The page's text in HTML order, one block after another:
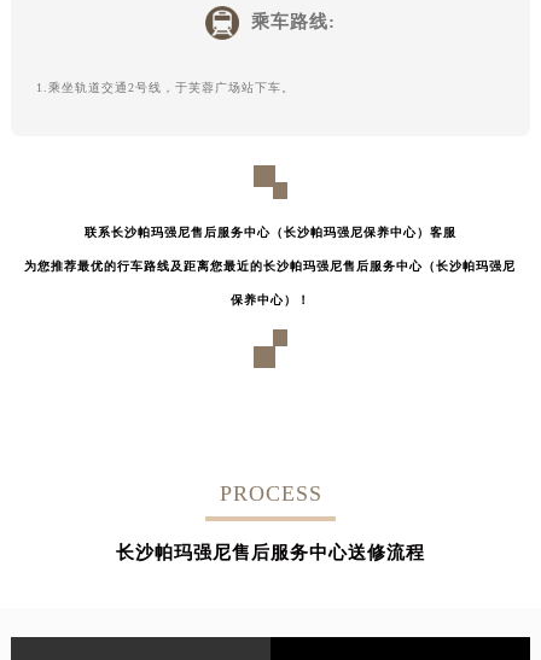
乘车路线:
1.乘坐轨道交通2号线，于芙蓉广场站下车。
联系长沙帕玛强尼售后服务中心（长沙帕玛强尼保养中心）客服
为您推荐最优的行车路线及距离您最近的长沙帕玛强尼售后服务中心（长沙帕玛强尼
保养中心）！
PROCESS
长沙帕玛强尼售后服务中心送修流程